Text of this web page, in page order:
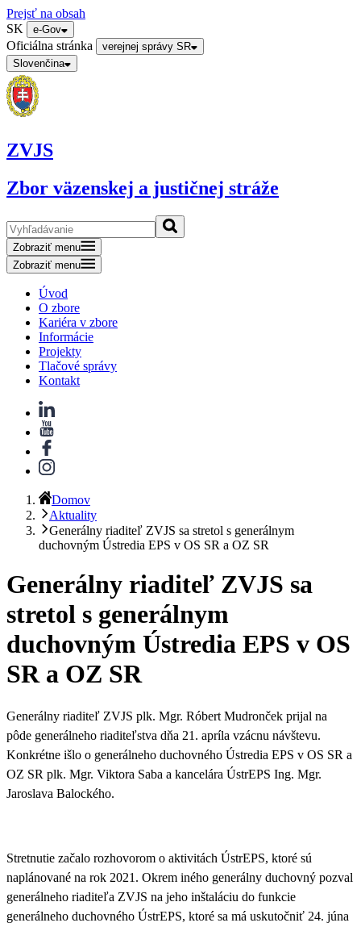
Prejsť na obsah
SK
e-Gov
Oficiálna stránka
verejnej správy SR
Slovenčina
ZVJS
Zbor väzenskej a justičnej stráže
Zobraziť menu
Zobraziť menu
Úvod
O zbore
Kariéra v zbore
Informácie
Projekty
Tlačové správy
Kontakt
Domov
Aktuality
Generálny riaditeľ ZVJS sa stretol s generálnym
duchovným Ústredia EPS v OS SR a OZ SR
Generálny riaditeľ ZVJS sa
stretol s generálnym
duchovným Ústredia EPS v OS
SR a OZ SR
Generálny riaditeľ ZVJS plk. Mgr. Róbert Mudronček prijal na
pôde generálneho riaditeľstva dňa 21. apríla vzácnu návštevu.
Konkrétne išlo o generálneho duchovného Ústredia EPS v OS SR a
OZ SR plk. Mgr. Viktora Saba a kancelára ÚstrEPS Ing. Mgr.
Jaroslava Balockého.
Stretnutie začalo rozhovorom o aktivitách ÚstrEPS, ktoré sú
naplánované na rok 2021. Okrem iného generálny duchovný pozval
generálneho riaditeľa ZVJS na jeho inštaláciu do funkcie
generálneho duchovného ÚstrEPS, ktoré sa má uskutočniť 24. júna